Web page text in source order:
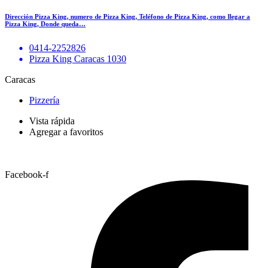
Dirección Pizza King, numero de Pizza King, Teléfono de Pizza King, como llegar a
Pizza King, Donde queda…
0414-2252826
Pizza King Caracas 1030
Caracas
Pizzería
Vista rápida
Agregar a favoritos
Facebook-f